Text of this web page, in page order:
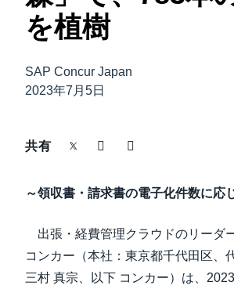
México
España (Español)
Norway
電子帳簿保存法・インボイス制度
中堅・中小企業
製品情報
導入事例
を植樹
SAP Concur Japan
2023年7月5日
共有
～領収書・請求書の電子化件数に応
出張・経費管理クラウドのリーダ
コンカー（本社：東京都千代田区、
三村 真宗、以下 コンカー）は、